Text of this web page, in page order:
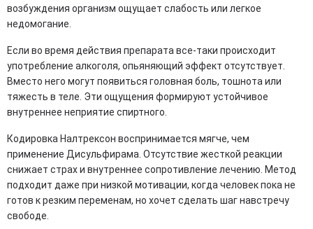
возбуждения организм ощущает слабость или легкое
недомогание.
Если во время действия препарата все-таки происходит
употребление алкоголя, опьяняющий эффект отсутствует.
Вместо него могут появиться головная боль, тошнота или
тяжесть в теле. Эти ощущения формируют устойчивое
внутреннее неприятие спиртного.
Кодировка Налтрексон воспринимается мягче, чем
применение Дисульфирама. Отсутствие жесткой реакции
снижает страх и внутреннее сопротивление лечению. Метод
подходит даже при низкой мотивации, когда человек пока не
готов к резким переменам, но хочет сделать шаг навстречу
свободе.